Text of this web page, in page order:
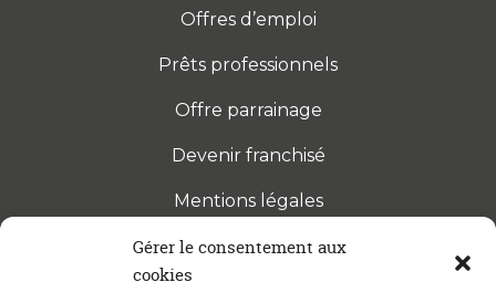
Gérer le consentement aux
cookies
Offres d’emploi
Prêts professionnels
Offre parrainage
Devenir franchisé
Mentions légales
S’INSCRIRE À LA NEWSLETTER